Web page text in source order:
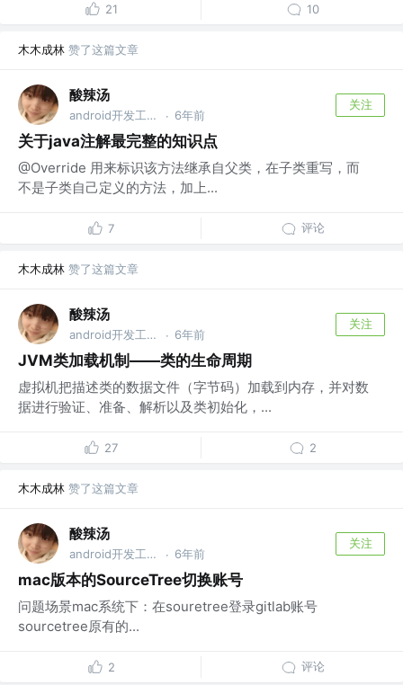
21 10
木木成林 赞了这篇文章
酸辣汤
android开发工程师 · 6年前
关注
关于java注解最完整的知识点
@Override 用来标识该方法继承自父类，在子类重写，而
不是子类自己定义的方法，加上...
7 评论
木木成林 赞了这篇文章
酸辣汤
android开发工程师 · 6年前
关注
JVM类加载机制——类的生命周期
虚拟机把描述类的数据文件（字节码）加载到内存，并对数
据进行验证、准备、解析以及类初始化，...
27 2
木木成林 赞了这篇文章
酸辣汤
android开发工程师 · 6年前
关注
mac版本的SourceTree切换账号
问题场景mac系统下：在souretree登录gitlab账号
sourcetree原有的...
2 评论